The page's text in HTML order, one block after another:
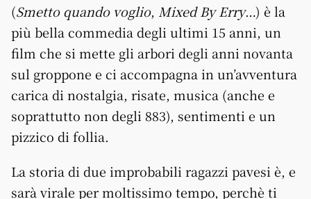
(Smetto quando voglio, Mixed By Erry…) è la
più bella commedia degli ultimi 15 anni, un
film che si mette gli arbori degli anni novanta
sul groppone e ci accompagna in un’avventura
carica di nostalgia, risate, musica (anche e
soprattutto non degli 883), sentimenti e un
pizzico di follia.
La storia di due improbabili ragazzi pavesi è, e
sarà virale per moltissimo tempo, perchè ti